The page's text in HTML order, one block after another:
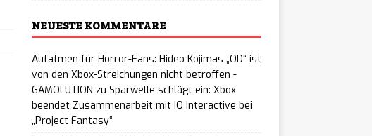
NEUESTE KOMMENTARE
Aufatmen für Horror-Fans: Hideo Kojimas „OD“ ist
von den Xbox-Streichungen nicht betroffen -
GAMOLUTION zu Sparwelle schlägt ein: Xbox
beendet Zusammenarbeit mit IO Interactive bei
„Project Fantasy“